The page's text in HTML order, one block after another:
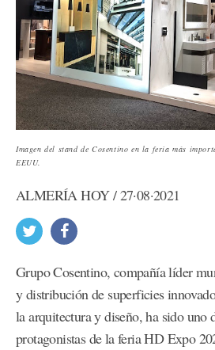
Imagen del stand de Cosentino en la feria más
EEUU.
ALMERÍA HOY / 27·08·2021
Grupo Cosentino, compañía líder
y distribución de superficies
la arquitectura y diseño, ha sido uno
protagonistas de la feria HD Expo